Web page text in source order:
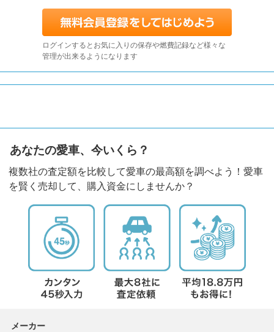
ログインするとお気に入りの保存や燃費記録など様々な
管理が出来るようになります
あなたの愛車、今いくら？
複数社の査定額を比較して愛車の最高額を調べよう！愛車
を賢く売却して、購入資金にしませんか？
メーカー